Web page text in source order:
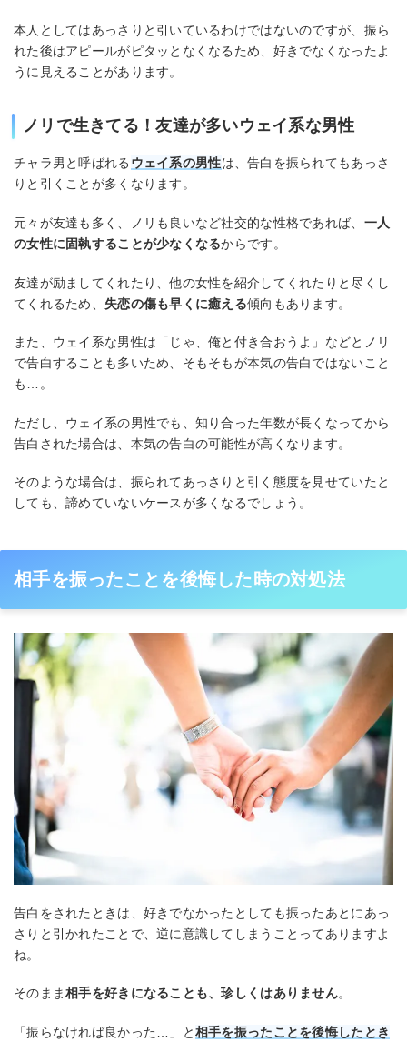
本人としてはあっさりと引いているわけではないのですが、振ら
れた後はアピールがピタッとなくなるため、好きでなくなったよ
うに見えることがあります。
ノリで生きてる！友達が多いウェイ系な男性
チャラ男と呼ばれる ウェイ系の男性は、告白を振られてもあっさ
りと引くことが多くなります。
元々が友達も多く、ノリも良いなど社交的な性格であれば、 一人
の女性に固執することが少なくなるからです。
友達が励ましてくれたり、他の女性を紹介してくれたりと尽くし
てくれるため、 失恋の傷も早くに癒える傾向もあります。
また、ウェイ系な男性は「じゃ、俺と付き合おうよ」などとノリ
で告白することも多いため、そもそもが本気の告白ではないこと
も…。
ただし、ウェイ系の男性でも、知り合った年数が長くなってから
告白された場合は、本気の告白の可能性が高くなります。
そのような場合は、振られてあっさりと引く態度を見せていたと
しても、諦めていないケースが多くなるでしょう。
相手を振ったことを後悔した時の対処法
告白をされたときは、好きでなかったとしても振ったあとにあっ
さりと引かれたことで、逆に意識してしまうことってありますよ
ね。
そのまま相手を好きになることも、珍しくはありません。
「振らなければ良かった…」と相手を振ったことを後悔したとき